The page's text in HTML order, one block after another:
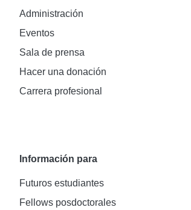
Administración
Eventos
Sala de prensa
Hacer una donación
Carrera profesional
Información para
Futuros estudiantes
Fellows posdoctorales